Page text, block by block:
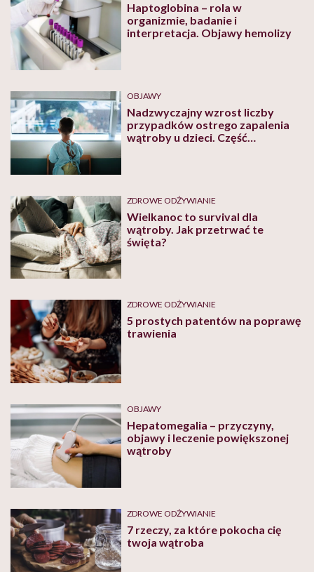
Haptoglobina – rola w
organizmie, badanie i
interpretacja. Objawy hemolizy
OBJAWY
Nadzwyczajny wzrost liczby
przypadków ostrego zapalenia
wątroby u dzieci. Część
ZDROWE ODŻYWIANIE
Wielkanoc to survival dla
wątroby. Jak przetrwać te
święta?
ZDROWE ODŻYWIANIE
5 prostych patentów na poprawę
trawienia
OBJAWY
Hepatomegalia – przyczyny,
objawy i leczenie powiększonej
wątroby
ZDROWE ODŻYWIANIE
7 rzeczy, za które pokocha cię
twoja wątroba